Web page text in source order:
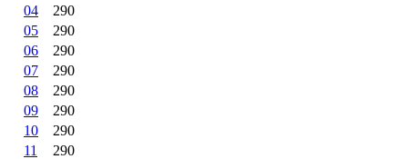
04
290
05
290
06
290
07
290
08
290
09
290
10
290
11
290